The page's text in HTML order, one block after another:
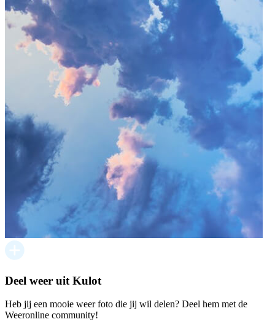
Deel weer uit Kulot
Heb jij een mooie weer foto die jij wil delen? Deel hem met de
Weeronline community!